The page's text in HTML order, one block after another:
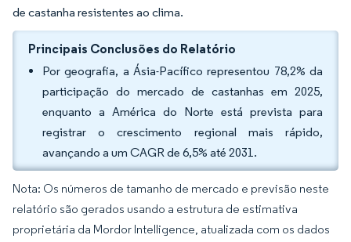
de castanha resistentes ao clima.
Principais Conclusões do Relatório
Por geografia, a Ásia-Pacífico representou 78,2% da
participação do mercado de castanhas em 2025,
enquanto a América do Norte está prevista para
registrar o crescimento regional mais rápido,
avançando a um CAGR de 6,5% até 2031.
Nota: Os números de tamanho de mercado e previsão neste
relatório são gerados usando a estrutura de estimativa
proprietária da Mordor Intelligence, atualizada com os dados